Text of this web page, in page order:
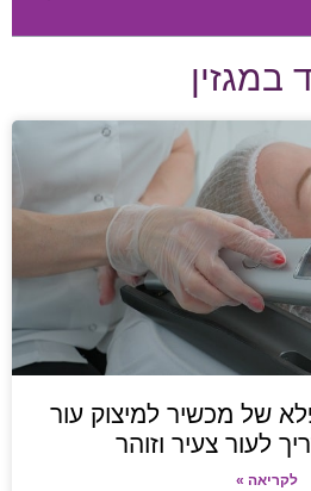
במגזין
של מכשיר למיצוק עור
לעור צעיר וזוהר
לקריאה »